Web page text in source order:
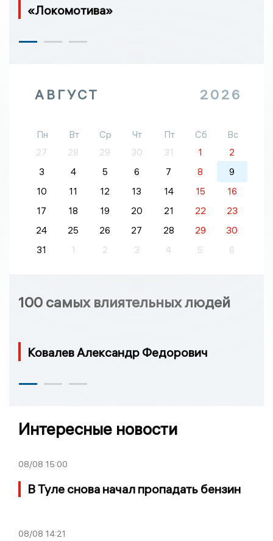
«Локомотива»
АВГУСТ 2026
Пн Вт Ср Чт Пт Сб
Вс
27
28 29 30 31 1
2
3
4 5 6 7 8
9
10
11 12 13 14 15
16
17
18 19 20 21 22
23
24
25 26 27 28 29
30
31
1 2 3 4 5 6
100 самых влиятельных людей
Ковалев Александр Федорович
Интересные новости
08/08 15:00
В Туле снова начал пропадать бензин
08/08 14:21